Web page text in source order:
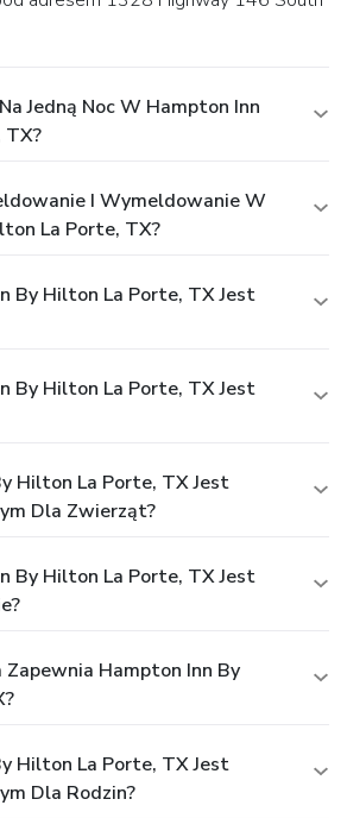
Jedną Noc W Hampton Inn
TX?
I Wymeldowanie W
La Porte, TX?
By Hilton La Porte, TX Jest
By Hilton La Porte, TX Jest
Hilton La Porte, TX Jest
Dla Zwierząt?
By Hilton La Porte, TX Jest
Zapewnia Hampton Inn By
Hilton La Porte, TX Jest
Dla Rodzin?